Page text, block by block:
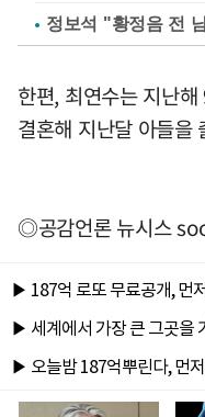
정보석 "황정음 전
한편, 최연수는 지난
결혼해 지난달 아들을
◎공감언론 뉴시스